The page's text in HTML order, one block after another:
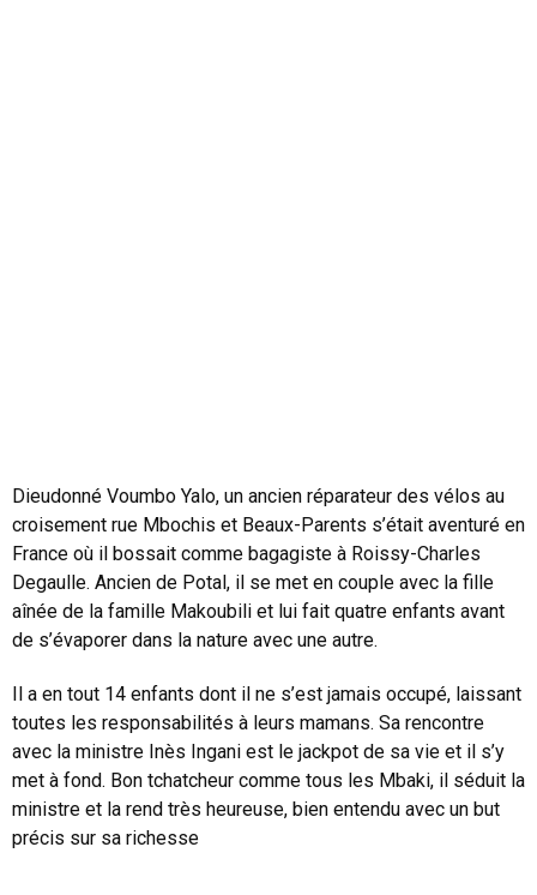
Dieudonné Voumbo Yalo, un ancien réparateur des vélos au
croisement rue Mbochis et Beaux-Parents s’était aventuré en
France où il bossait comme bagagiste à Roissy-Charles
Degaulle. Ancien de Potal, il se met en couple avec la fille
aînée de la famille Makoubili et lui fait quatre enfants avant
de s’évaporer dans la nature avec une autre.
Il a en tout 14 enfants dont il ne s’est jamais occupé, laissant
toutes les responsabilités à leurs mamans. Sa rencontre
avec la ministre Inès Ingani est le jackpot de sa vie et il s’y
met à fond. Bon tchatcheur comme tous les Mbaki, il séduit la
ministre et la rend très heureuse, bien entendu avec un but
précis sur sa richesse